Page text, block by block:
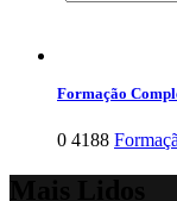
Formação
0 4188